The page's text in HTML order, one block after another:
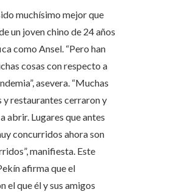
muchísimo mejor que
un joven chino de 24 años
como Ansel. “Pero han
cosas con respecto a
asevera. “Muchas
y restaurantes cerraron y
abrir. Lugares que antes
concurridos ahora son
manifiesta. Este
afirma que el
el que él y sus amigos